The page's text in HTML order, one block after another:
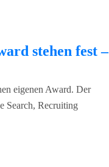
stehen fest –
eigenen Award. Der
Search, Recruiting